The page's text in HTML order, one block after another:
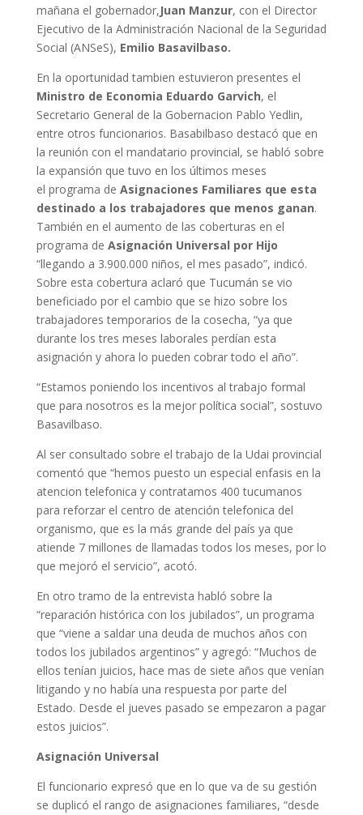
mañana el gobernador,Juan Manzur, con el Director
Ejecutivo de la Administración Nacional de la Seguridad
Social (ANSeS), Emilio Basavilbaso.
En la oportunidad tambien estuvieron presentes el
Ministro de Economia Eduardo Garvich, el
Secretario General de la Gobernacion Pablo Yedlin,
entre otros funcionarios. Basabilbaso destacó que en
la reunión con el mandatario provincial, se habló sobre
la expansión que tuvo en los últimos meses
el programa de Asignaciones Familiares que esta
destinado a los trabajadores que menos ganan.
También en el aumento de las coberturas en el
programa de Asignación Universal por Hijo
“llegando a 3.900.000 niños, el mes pasado”, indicó.
Sobre esta cobertura aclaró que Tucumán se vio
beneficiado por el cambio que se hizo sobre los
trabajadores temporarios de la cosecha, “ya que
durante los tres meses laborales perdían esta
asignación y ahora lo pueden cobrar todo el año”.
“Estamos poniendo los incentivos al trabajo formal
que para nosotros es la mejor política social”, sostuvo
Basavilbaso.
Al ser consultado sobre el trabajo de la Udai provincial
comentó que “hemos puesto un especial enfasis en la
atencion telefonica y contratamos 400 tucumanos
para reforzar el centro de atención telefonica del
organismo, que es la más grande del país ya que
atiende 7 millones de llamadas todos los meses, por lo
que mejoró el servicio”, acotó.
En otro tramo de la entrevista habló sobre la
“reparación histórica con los jubilados”, un programa
que “viene a saldar una deuda de muchos años con
todos los jubilados argentinos” y agregó: “Muchos de
ellos tenían juicios, hace mas de siete años que venían
litigando y no había una respuesta por parte del
Estado. Desde el jueves pasado se empezaron a pagar
estos juicios”.
Asignación Universal
El funcionario expresó que en lo que va de su gestión
se duplicó el rango de asignaciones familiares, “desde